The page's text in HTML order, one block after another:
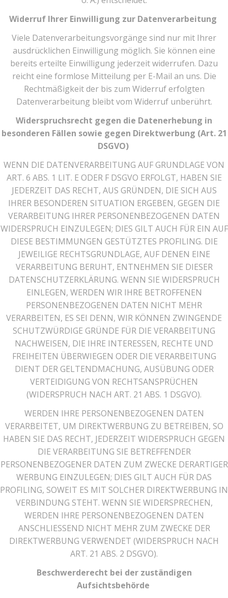
Widerruf Ihrer Einwilligung zur Datenverarbeitung
Viele Datenverarbeitungsvorgänge sind nur mit Ihrer
ausdrücklichen Einwilligung möglich. Sie können eine
bereits erteilte Einwilligung jederzeit widerrufen. Dazu
reicht eine formlose Mitteilung per E-Mail an uns. Die
Rechtmäßigkeit der bis zum Widerruf erfolgten
Datenverarbeitung bleibt vom Widerruf unberührt.
Widerspruchsrecht gegen die Datenerhebung in
besonderen Fällen sowie gegen Direktwerbung (Art. 21
DSGVO)
WENN DIE DATENVERARBEITUNG AUF GRUNDLAGE VON
ART. 6 ABS. 1 LIT. E ODER F DSGVO ERFOLGT, HABEN SIE
JEDERZEIT DAS RECHT, AUS GRÜNDEN, DIE SICH AUS
IHRER BESONDEREN SITUATION ERGEBEN, GEGEN DIE
VERARBEITUNG IHRER PERSONENBEZOGENEN DATEN
WIDERSPRUCH EINZULEGEN; DIES GILT AUCH FÜR EIN AUF
DIESE BESTIMMUNGEN GESTÜTZTES PROFILING. DIE
JEWEILIGE RECHTSGRUNDLAGE, AUF DENEN EINE
VERARBEITUNG BERUHT, ENTNEHMEN SIE DIESER
DATENSCHUTZERKLÄRUNG. WENN SIE WIDERSPRUCH
EINLEGEN, WERDEN WIR IHRE BETROFFENEN
PERSONENBEZOGENEN DATEN NICHT MEHR
VERARBEITEN, ES SEI DENN, WIR KÖNNEN ZWINGENDE
SCHUTZWÜRDIGE GRÜNDE FÜR DIE VERARBEITUNG
NACHWEISEN, DIE IHRE INTERESSEN, RECHTE UND
FREIHEITEN ÜBERWIEGEN ODER DIE VERARBEITUNG
DIENT DER GELTENDMACHUNG, AUSÜBUNG ODER
VERTEIDIGUNG VON RECHTSANSPRÜCHEN
(WIDERSPRUCH NACH ART. 21 ABS. 1 DSGVO).
WERDEN IHRE PERSONENBEZOGENEN DATEN
VERARBEITET, UM DIREKTWERBUNG ZU BETREIBEN, SO
HABEN SIE DAS RECHT, JEDERZEIT WIDERSPRUCH GEGEN
DIE VERARBEITUNG SIE BETREFFENDER
PERSONENBEZOGENER DATEN ZUM ZWECKE DERARTIGER
WERBUNG EINZULEGEN; DIES GILT AUCH FÜR DAS
PROFILING, SOWEIT ES MIT SOLCHER DIREKTWERBUNG IN
VERBINDUNG STEHT. WENN SIE WIDERSPRECHEN,
WERDEN IHRE PERSONENBEZOGENEN DATEN
ANSCHLIESSEND NICHT MEHR ZUM ZWECKE DER
DIREKTWERBUNG VERWENDET (WIDERSPRUCH NACH
ART. 21 ABS. 2 DSGVO).
Beschwerderecht bei der zuständigen
Aufsichtsbehörde